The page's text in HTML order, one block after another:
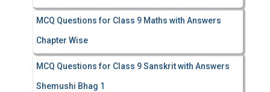
MCQ Questions for Class 9 Maths with Answers
Chapter Wise
MCQ Questions for Class 9 Sanskrit with Answers
Shemushi Bhag 1